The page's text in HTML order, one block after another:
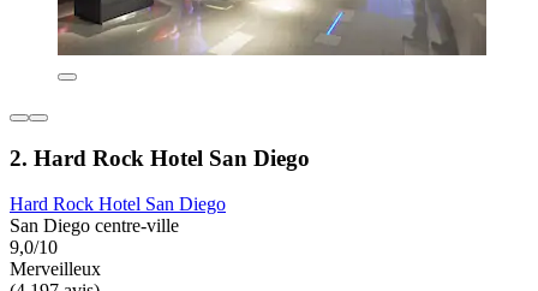
2. Hard Rock Hotel San Diego
Hard Rock Hotel San Diego
San Diego centre-ville
9,0/10
Merveilleux